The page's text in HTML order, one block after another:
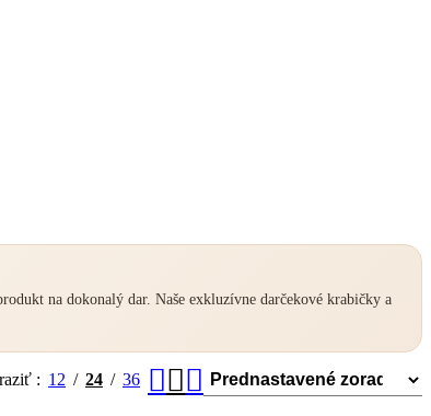
na dokonalý dar. Naše exkluzívne darčekové krabičky a
12 24 36